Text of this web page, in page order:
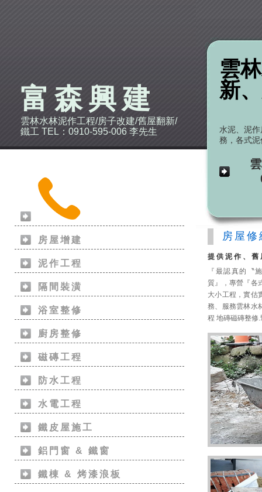
富森興建
雲林水林泥作工程/房子改建/舊屋翻新/
鐵工 TEL：0910-595-006 李先生
房屋增建
泥作工程
隔間裝潢
浴室整修
廚房整修
磁磚工程
防水工程
水電工程
鐵皮屋施工
鋁門窗 & 鐵窗
鐵棟 & 烤漆浪板
雲
新
水泥、泥
務，各式
房屋
提供泥作、舊
『最認真的〝
質』，專營『各
大小工程，實估
務、服務雲林水
程 地磚磁磚整修